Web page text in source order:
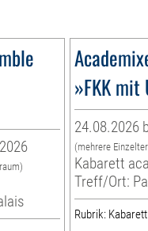
»FKK mit
24.08.2026
(mehrere
Kabarett
Treff/Ort:
Rubrik: Kabarett